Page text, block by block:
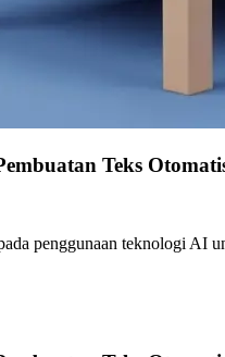
Teks
penggunaan teknologi AI